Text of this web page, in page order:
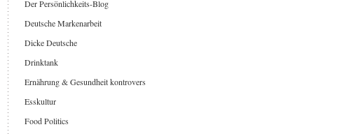
Der Persönlichkeits-Blog
Deutsche Markenarbeit
Dicke Deutsche
Drinktank
Ernährung & Gesundheit kontrovers
Esskultur
Food Politics